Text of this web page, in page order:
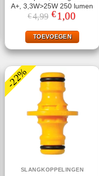
A+, 3,3W>25W 250 lumen
€4,99 Oorspronkelijke
prijs
€4,99.
€ 1,00
€1,00.
TOEVOEGEN
-22%
SLANGKOPPELINGEN